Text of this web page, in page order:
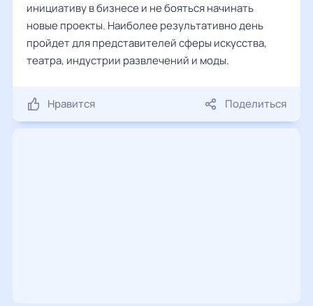
инициативу в бизнесе и не бояться начинать
новые проекты. Наиболее результативно день
пройдет для представителей сферы искусства,
театра, индустрии развлечений и моды.
Нравится Поделиться